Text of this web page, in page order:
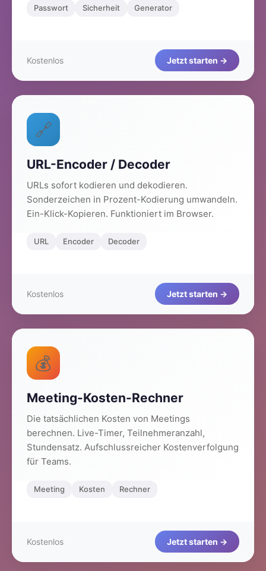
Passwort Sicherheit Generator
Kostenlos Jetzt starten →
🔗
URL-Encoder / Decoder
URLs sofort kodieren und dekodieren.
Sonderzeichen in Prozent-Kodierung umwandeln.
Ein-Klick-Kopieren. Funktioniert im Browser.
URL Encoder Decoder
Kostenlos Jetzt starten →
💰
Meeting-Kosten-Rechner
Die tatsächlichen Kosten von Meetings
berechnen. Live-Timer, Teilnehmeranzahl,
Stundensatz. Aufschlussreicher Kostenverfolgung
für Teams.
Meeting Kosten Rechner
Kostenlos Jetzt starten →